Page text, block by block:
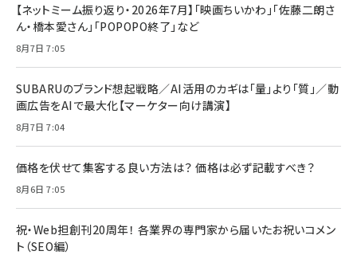
【ネットミーム振り返り・2026年7月】「映画ちいかわ」「佐藤二朗さ
ん・橋本愛さん」「POPOPO終了」など
8月7日 7:05
SUBARUのブランド想起戦略／AI活用のカギは「量」より「質」／動
画広告をAIで最大化【マーケター向け講演】
8月7日 7:04
価格を伏せて集客する良い方法は？ 価格は必ず記載すべき？
8月6日 7:05
祝・Web担創刊20周年！ 各業界の専門家から届いたお祝いコメン
ト（SEO編）